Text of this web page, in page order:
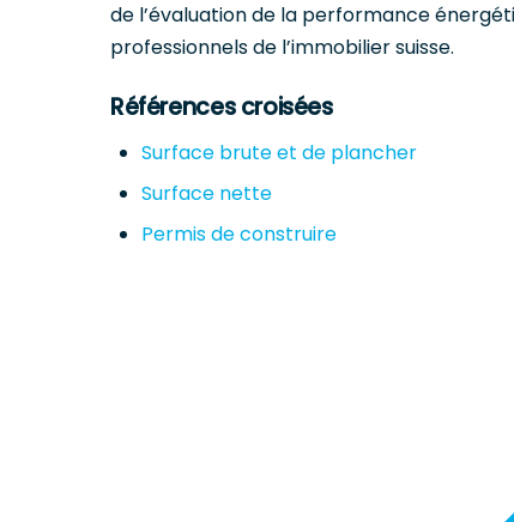
de l’évaluation de la performance
professionnels de l’immobilier suisse.
Références croisées
Surface brute et de plancher
Surface nette
Permis de construire